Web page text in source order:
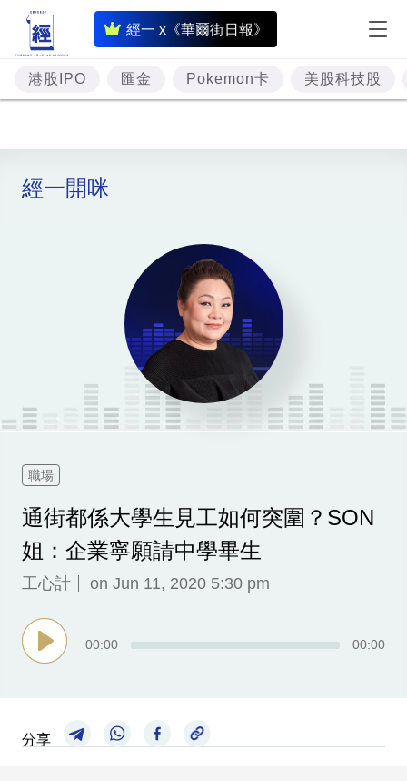
經一 x《華爾街日報》
即
時
財
經
理
財
科
場
生
活
事
訂
港股IPO 匯金 Pokemon卡 美股科技股
經一開咪
職場
通街都係大學生見工如何突圍？SON
姐：企業寧願請中學畢生
工心計 on Jun 11, 2020 5:30 pm
00:00 00:00
分享